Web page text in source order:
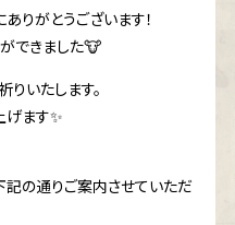
りがとうございます！
できました🐮
いたします。
げます✨
記の通りご案内させていただ